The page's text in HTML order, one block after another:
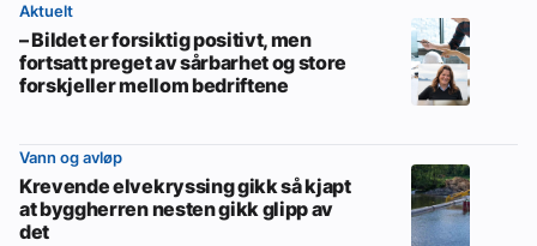
Aktuelt
– Bildet er forsiktig positivt, men
fortsatt preget av sårbarhet og store
forskjeller mellom bedriftene
Vann og avløp
Krevende elvekryssing gikk så kjapt
at byggherren nesten gikk glipp av
det